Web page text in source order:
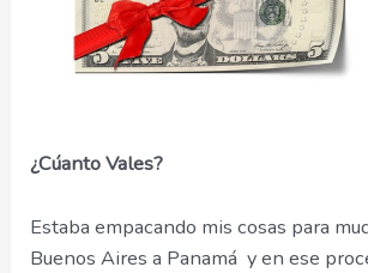
¿Cúanto Vales?
Estaba empacando mis cosas para
Buenos Aires a Panamá y en ese